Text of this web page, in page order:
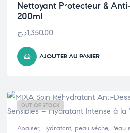
Nettoyant Protecteur &
200ml
1,350.00د.ج
AJOUTER AU PANIER
OUT OF STOCK
Apaiser, Hydratant, peau séche, Peau